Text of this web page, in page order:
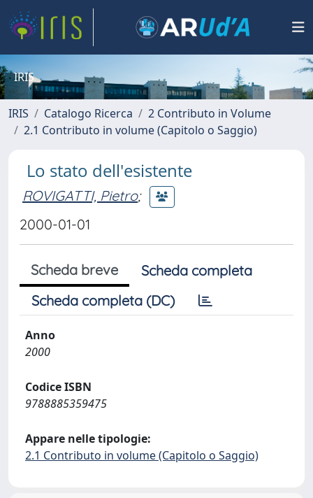
IRIS
IRIS Catalogo Ricerca
2 Contributo in Volume
2.1 Contributo in volume (Capitolo o Saggio)
Lo stato dell'esistente
ROVIGATTI, Pietro;
2000-01-01
Scheda breve
Scheda completa
Scheda completa (DC)
Anno
2000
Codice ISBN
9788885359475
Appare nelle tipologie:
2.1 Contributo in volume (Capitolo o Saggio)